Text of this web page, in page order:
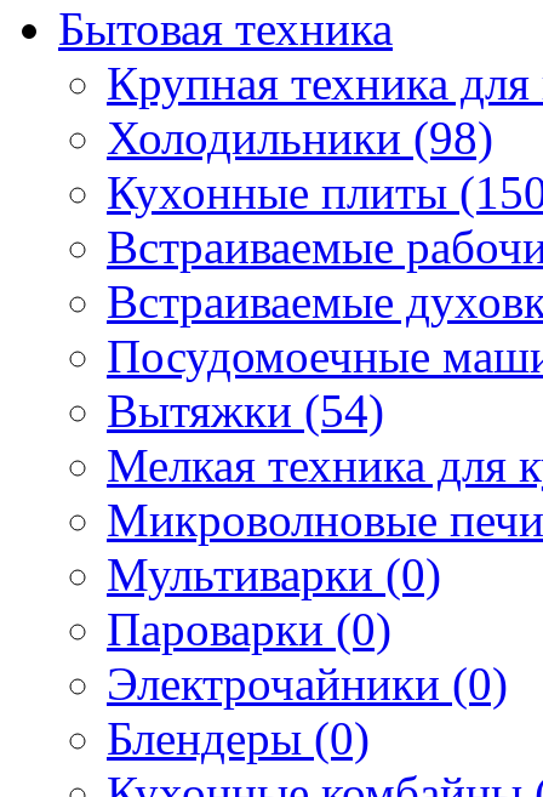
Бытовая техника
Крупная техника
Холодильники (98)
Кухонные плиты
Встраиваемые
Встраиваемые
Посудомоечные
Вытяжки (54)
Мелкая техника для
Микроволновые
Мультиварки (0)
Пароварки (0)
Электрочайники (0)
Блендеры (0)